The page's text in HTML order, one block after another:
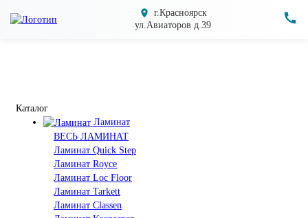
г.Красноярск
ул.Авиаторов д.39
Каталог
Ламинат
ВЕСЬ ЛАМИНАТ
Ламинат Quick Step
Ламинат Royce
Ламинат Loc Floor
Ламинат Tarkett
Ламинат Classen